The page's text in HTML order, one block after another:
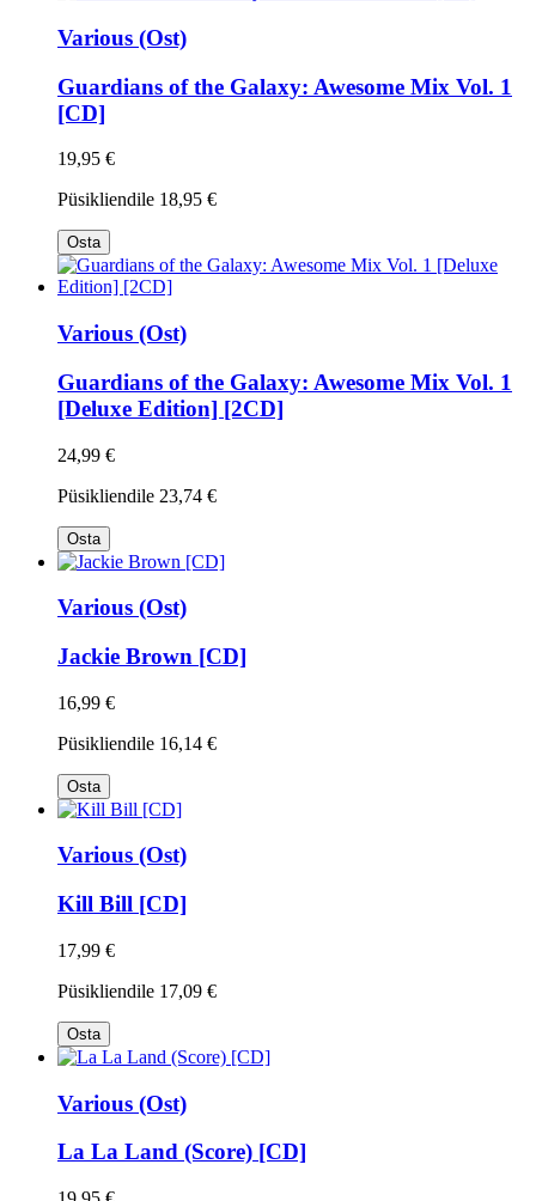
Various (Ost)
Guardians of the Galaxy: Awesome Mix Vol. 1
[CD]
19,95 €
Püsikliendile 18,95 €
Osta
Various (Ost)
Guardians of the Galaxy: Awesome Mix Vol. 1
[Deluxe Edition] [2CD]
24,99 €
Püsikliendile 23,74 €
Osta
Various (Ost)
Jackie Brown [CD]
16,99 €
Püsikliendile 16,14 €
Osta
Various (Ost)
Kill Bill [CD]
17,99 €
Püsikliendile 17,09 €
Osta
Various (Ost)
La La Land (Score) [CD]